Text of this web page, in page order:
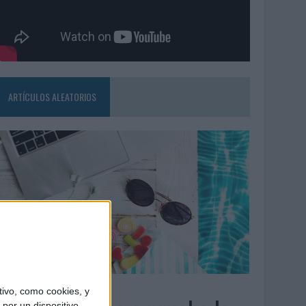
como cookies, y
ARTÍCULOS ALEATORIOS